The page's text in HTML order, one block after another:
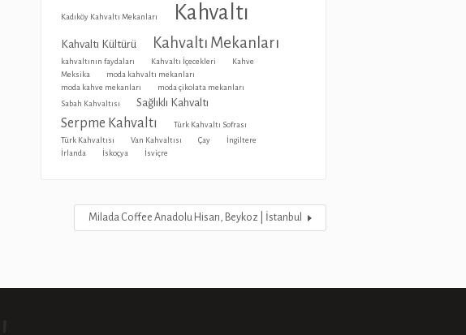
Kadıköy Kahvaltı Mekanları Kahvaltı
Kahvaltı Kültürü Kahvaltı Mekanları
kahvaltının faydaları Kahvaltı İçecekleri
Kahve
Meksika
moda kahvaltı mekanları
moda kahve mekanları
moda çikolata mekanları
Sabah Kahvaltısı
Sağlıklı Kahvaltı
Serpme Kahvaltı
Türk Kahvaltı Sofrası
Türk Kahvaltısı
Van Kahvaltısı Çay
İngiltere
İrlanda
İskoçya İsviçre
Milada Coffee Anadolu Hisarı, Beykoz | İstanbul